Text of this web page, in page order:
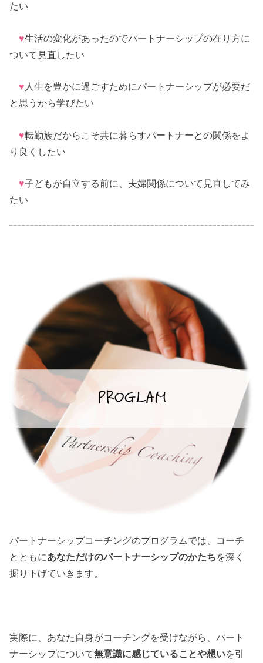
たい
♥生活の変化があったのでパートナーシップの在り方に
ついて見直したい
♥ 人生を豊かに過ごすためにパートナーシップが必要だ
と思うから学びたい
♥転勤族だからこそ共に暮らすパートナーとの関係をよ
り良くしたい
♥子どもが自立する前に、夫婦関係について見直してみ
たい
パートナーシップコーチングのプログラムでは、コーチ
とともにあなただけのパートナーシップのかたちを深く
掘り下げていきます。
実際に、あなた自身がコーチングを受けながら、パート
ナーシップについて無意識に感じていることや想いを引